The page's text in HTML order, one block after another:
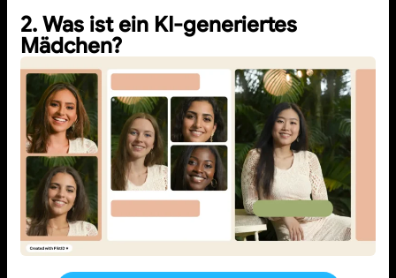
2. Was ist ein KI-generiertes
Mädchen?